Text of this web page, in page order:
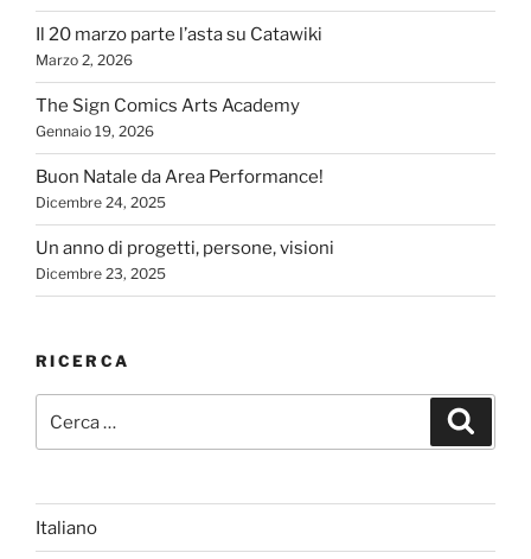
Il 20 marzo parte l’asta su Catawiki
Marzo 2, 2026
The Sign Comics Arts Academy
Gennaio 19, 2026
Buon Natale da Area Performance!
Dicembre 24, 2025
Un anno di progetti, persone, visioni
Dicembre 23, 2025
RICERCA
Italiano